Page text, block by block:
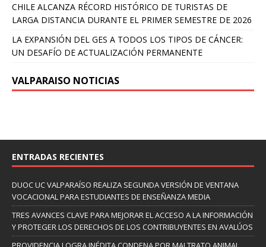
CHILE ALCANZA RÉCORD HISTÓRICO DE TURISTAS DE
LARGA DISTANCIA DURANTE EL PRIMER SEMESTRE DE 2026
LA EXPANSIÓN DEL GES A TODOS LOS TIPOS DE CÁNCER:
UN DESAFÍO DE ACTUALIZACIÓN PERMANENTE
VALPARAISO NOTICIAS
ENTRADAS RECIENTES
DUOC UC VALPARAÍSO REALIZA SEGUNDA VERSIÓN DE VENTANA
VOCACIONAL PARA ESTUDIANTES DE ENSEÑANZA MEDIA
TRES AVANCES CLAVE PARA MEJORAR EL ACCESO A LA INFORMACIÓN
Y PROTEGER LOS DERECHOS DE LOS CONTRIBUYENTES EN AVALÚOS